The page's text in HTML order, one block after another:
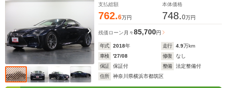
支払総額
762.6万円
本体価格
748.0万円
残価ローン 月々85,700円
年式 2018年 走行 4.9万km
車検
'27/08 修復
なし
保証
保証付 整備
法定整備付
住所
神奈川県横浜市都筑区